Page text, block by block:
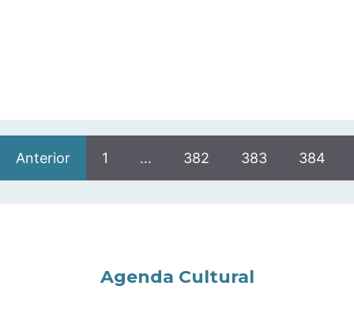
Anterior 1 … 382 383 384
Agenda Cultural